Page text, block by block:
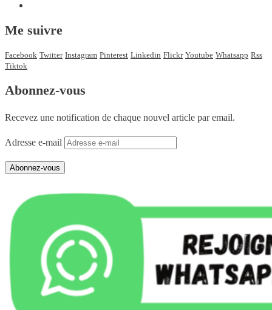
Me suivre
Facebook Twitter Instagram Pinterest Linkedin Flickr Youtube Whatsapp Rss
Tiktok
Abonnez-vous
Recevez une notification de chaque nouvel article par email.
Adresse e-mail
Abonnez-vous